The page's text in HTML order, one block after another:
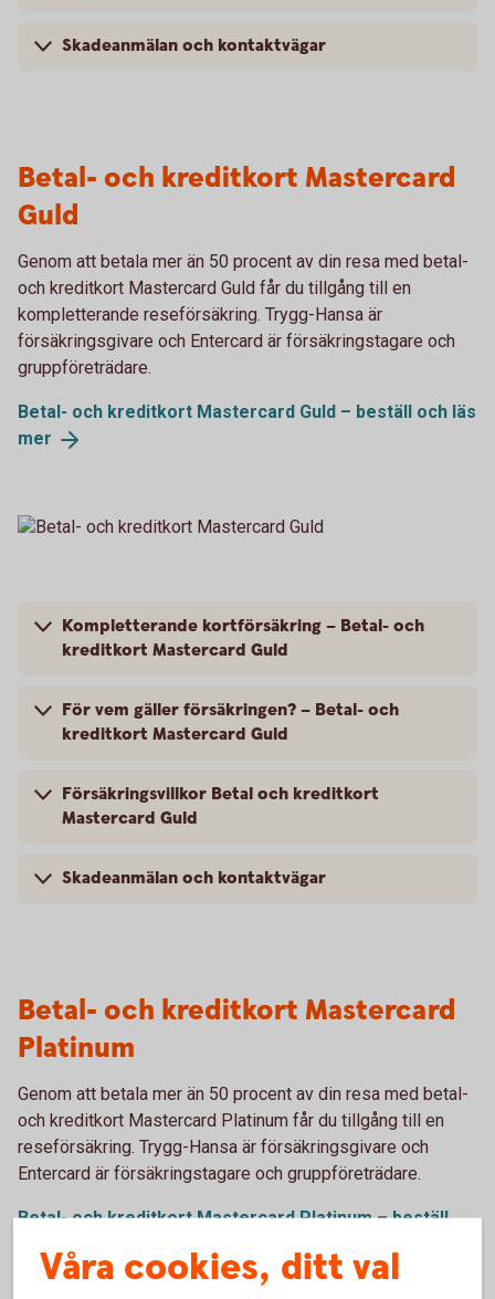
Skadeanmälan och kontaktvägar
Betal- och kreditkort Mastercard
Guld
Genom att betala mer än 50 procent av din resa med betal-
och kreditkort Mastercard Guld får du tillgång till en
kompletterande reseförsäkring. Trygg-Hansa är
försäkringsgivare och Entercard är försäkringstagare och
gruppföreträdare.
Betal- och kreditkort Mastercard Guld – beställ och läs
mer
Kompletterande kortförsäkring – Betal- och
kreditkort Mastercard Guld
För vem gäller försäkringen? – Betal- och
kreditkort Mastercard Guld
Försäkringsvillkor Betal och kreditkort
Mastercard Guld
Skadeanmälan och kontaktvägar
Betal- och kreditkort Mastercard
Platinum
Genom att betala mer än 50 procent av din resa med betal-
och kreditkort Mastercard Platinum får du tillgång till en
reseförsäkring. Trygg-Hansa är försäkringsgivare och
Entercard är försäkringstagare och gruppföreträdare.
Betal- och kreditkort Mastercard Platinum – beställ
Våra cookies, ditt val